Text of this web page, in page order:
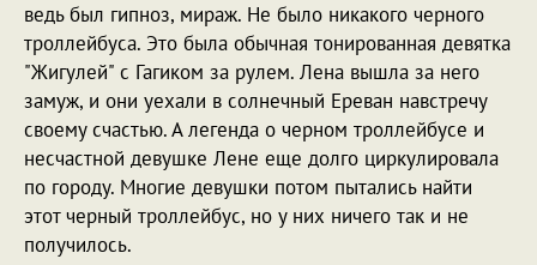
ведь был гипноз, мираж. Не было никакого черного
троллейбуса. Это была обычная тонированная девятка
"Жигулей" с Гагиком за рулем. Лена вышла за него
замуж, и они уехали в солнечный Ереван навстречу
своему счастью. А легенда о черном троллейбусе и
несчастной девушке Лене еще долго циркулировала
по городу. Многие девушки потом пытались найти
этот черный троллейбус, но у них ничего так и не
получилось.